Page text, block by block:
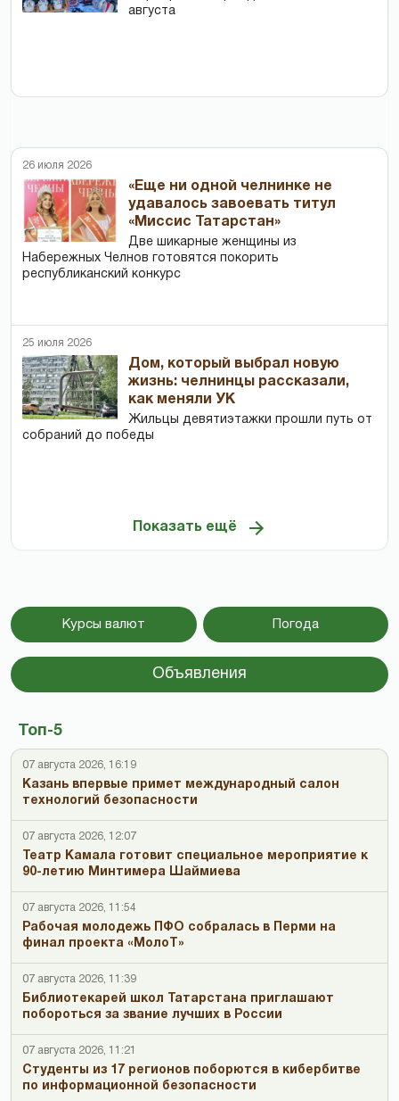
августа
26 июля 2026
«Еще ни одной челнинке не
удавалось завоевать титул
«Миссис Татарстан»
Две шикарные женщины из
Набережных Челнов готовятся покорить
республиканский конкурс
25 июля 2026
Дом, который выбрал новую
жизнь: челнинцы рассказали,
как меняли УК
Жильцы девятиэтажки прошли путь от
собраний до победы
Показать ещё
Курсы валют Погода
Объявления
Топ-5
07 августа 2026, 16:19
Казань впервые примет международный салон
технологий безопасности
07 августа 2026, 12:07
Театр Камала готовит специальное мероприятие к
90-летию Минтимера Шаймиева
07 августа 2026, 11:54
Рабочая молодежь ПФО собралась в Перми на
финал проекта «МолоТ»
07 августа 2026, 11:39
Библиотекарей школ Татарстана приглашают
побороться за звание лучших в России
07 августа 2026, 11:21
Студенты из 17 регионов поборются в кибербитве
по информационной безопасности